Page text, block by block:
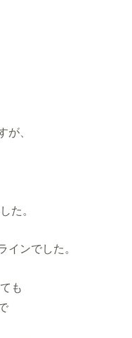
、
。
ンでした。
も